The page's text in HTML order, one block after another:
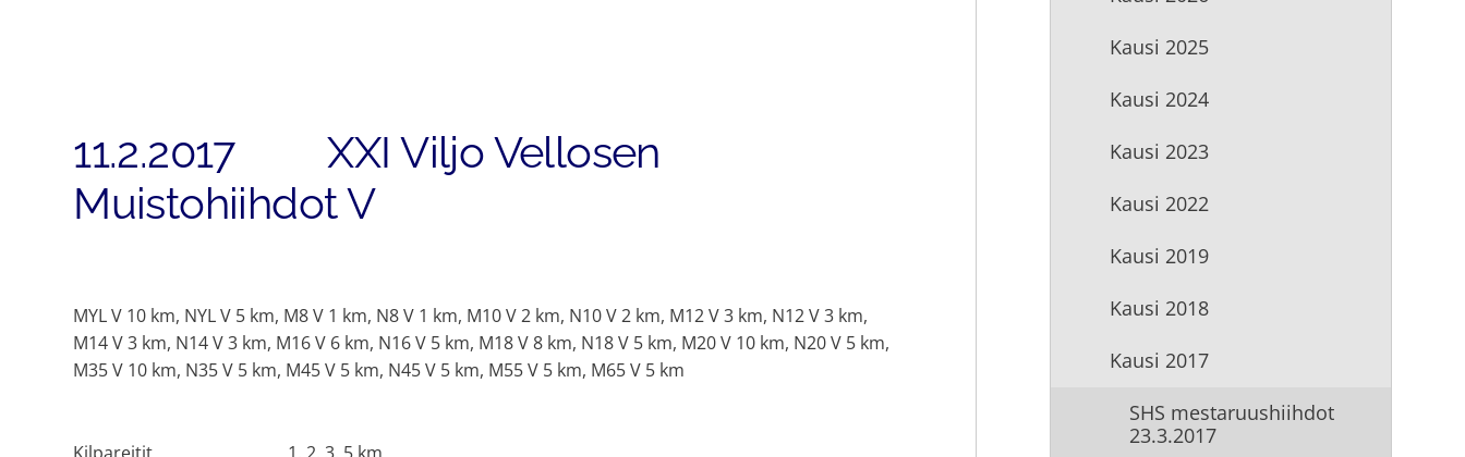
11.2.2017 XXI Viljo Vellosen
Muistohiihdot V
MYL V 10 km, NYL V 5 km, M8 V 1 km, N8 V 1 km, M10 V 2 km, N10 V 2 km, M12 V 3 km, N12 V 3 km,
M14 V 3 km, N14 V 3 km, M16 V 6 km, N16 V 5 km, M18 V 8 km, N18 V 5 km, M20 V 10 km, N20 V 5 km,
M35 V 10 km, N35 V 5 km, M45 V 5 km, N45 V 5 km, M55 V 5 km, M65 V 5 km
Kausi 2025
Kausi 2024
Kausi 2023
Kausi 2022
Kausi 2019
Kausi 2018
Kausi 2017
SHS mestaruushiihdot
23.3.2017